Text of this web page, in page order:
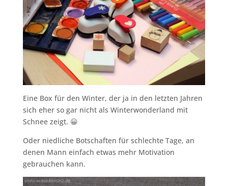
Eine Box für den Winter, der ja in den letzten Jahren
sich eher so gar nicht als Winterwonderland mit
Schnee zeigt. 😀
Oder niedliche Botschaften für schlechte Tage, an
denen Mann einfach etwas mehr Motivation
gebrauchen kann.